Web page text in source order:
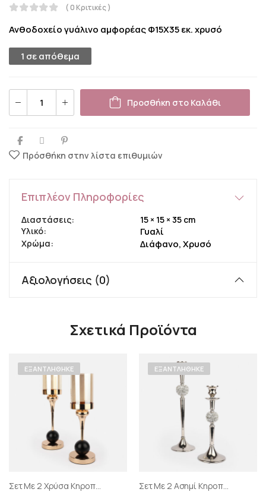
( 0 Κριτικές )
Ανθοδοχείο γυάλινο αμφορέας Φ15Χ35 εκ. χρυσό
1 σε απόθεμα
Προσθήκη στο Καλάθι
Πρόσθήκη στην λίστα επιθυμιών
Επιπλέον Πληροφορίες
Διαστάσεις
15 × 15 × 35 cm
Υλικό
Γυαλί
Χρώμα Διάφανο, Χρυσό
Αξιολογήσεις (0)
Σχετικά Προϊόντα
ΕΞΑΝΤΛΉΘΗΚΕ
Σετ Με 2 Χρύσα Κηροπήγια Μεταλλικά Με Γυαλί
ΕΞΑΝΤΛΉΘΗΚΕ
Σετ Με 2 Ασημί Κηροπήγια Μεταλλικά Με Στράς